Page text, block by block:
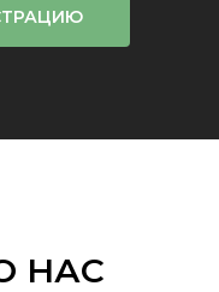
сбор
НАС